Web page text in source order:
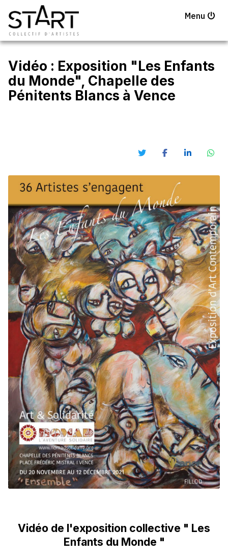
Menu
Vidéo : Exposition "Les Enfants
du Monde", Chapelle des
Pénitents Blancs à Vence
Vidéo de l'exposition collective " Les
Enfants du Monde "